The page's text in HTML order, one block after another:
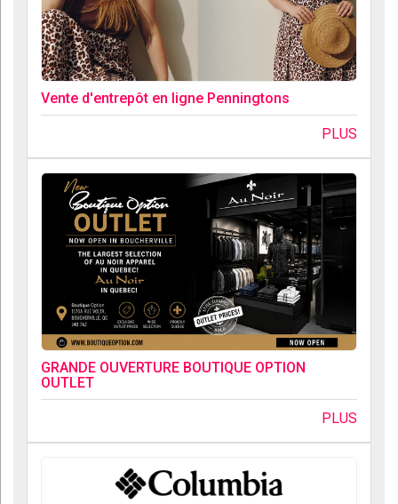
Vente d'entrepôt en ligne Penningtons
PLUS
GRANDE OUVERTURE BOUTIQUE OPTION
OUTLET
PLUS